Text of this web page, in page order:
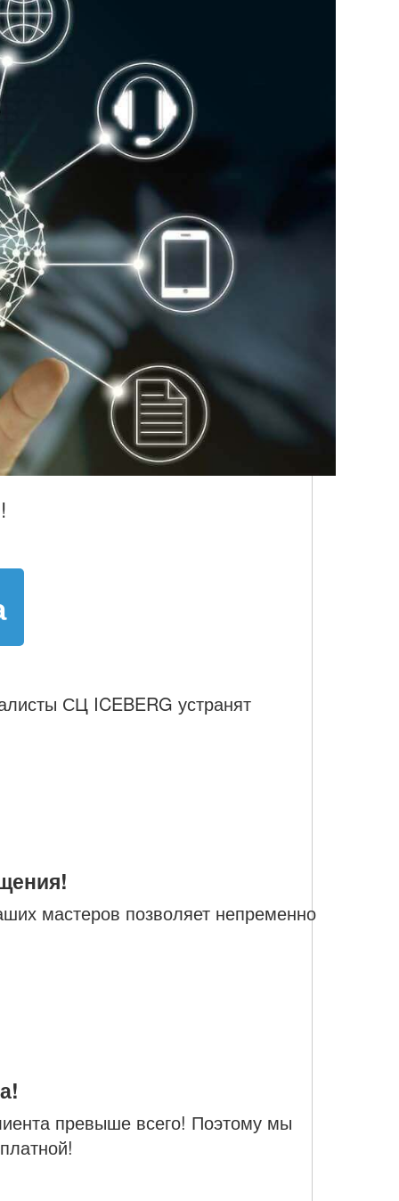
СЦ ICEBERG устранят
мастеров позволяет непременно
превыше всего! Поэтому мы